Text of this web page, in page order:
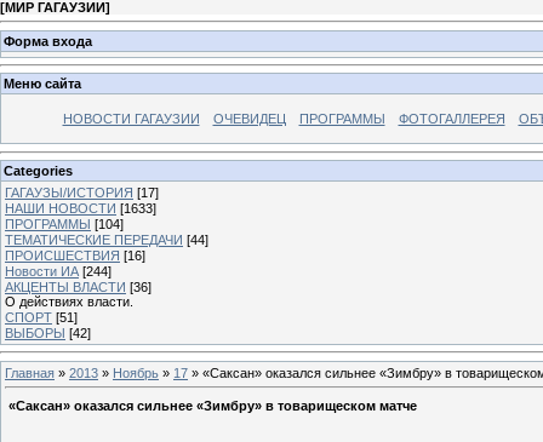
[МИР ГАГАУЗИИ]
Форма входа
Меню сайта
НОВОСТИ ГАГАУЗИИ ОЧЕВИДЕЦ ПРОГРАММЫ ФОТОГАЛЛЕРЕЯ
Categories
ГАГАУЗЫ/ИСТОРИЯ [17]
НАШИ НОВОСТИ [1633]
ПРОГРАММЫ [104]
ТЕМАТИЧЕСКИЕ ПЕРЕДАЧИ [44]
ПРОИСШЕСТВИЯ [16]
Новости ИА [244]
АКЦЕНТЫ ВЛАСТИ [36]
О действиях власти.
СПОРТ [51]
ВЫБОРЫ [42]
Главная » 2013 » Ноябрь » 17 » «Саксан» оказался сильнее «Зимбру» в
«Саксан» оказался сильнее «Зимбру» в товарищеском матче